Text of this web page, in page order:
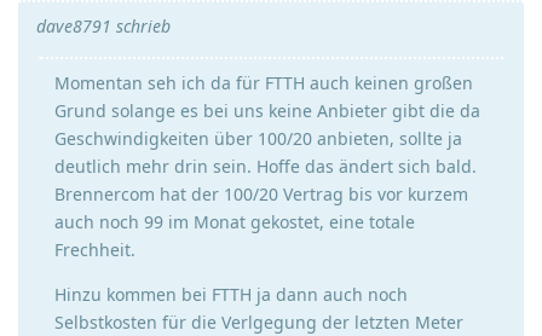
dave8791 schrieb
Momentan seh ich da für FTTH auch keinen großen
Grund solange es bei uns keine Anbieter gibt die da
Geschwindigkeiten über 100/20 anbieten, sollte ja
deutlich mehr drin sein. Hoffe das ändert sich bald.
Brennercom hat der 100/20 Vertrag bis vor kurzem
auch noch 99 im Monat gekostet, eine totale
Frechheit.
Hinzu kommen bei FTTH ja dann auch noch
Selbstkosten für die Verlgegung der letzten Meter